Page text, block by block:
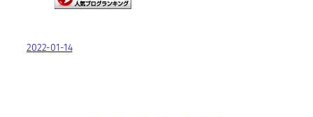
2022-01-14